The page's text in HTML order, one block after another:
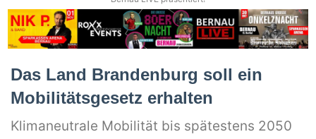
Das Land Brandenburg soll ein
Mobilitätsgesetz erhalten
Klimaneutrale Mobilität bis spätestens 2050